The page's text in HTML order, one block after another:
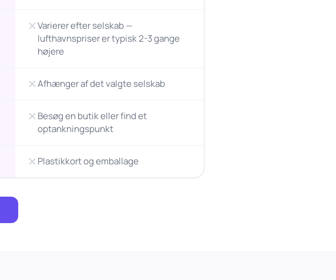
Varierer efter selskab —
lufthavnspriser er typisk 2-3 gange
højere
Afhænger af det valgte selskab
Besøg en butik eller find et
optankningspunkt
Plastikkort og emballage